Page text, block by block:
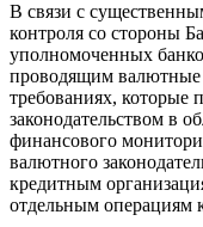
В связи с
контроля со стороны
уполномоченных
проводящим валютные
требованиях, которые
законодательством в
финансового
валютного
кредитным
отдельным операциям